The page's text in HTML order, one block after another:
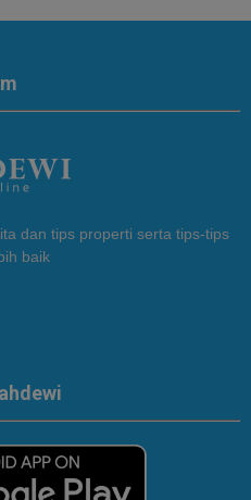
dan tips properti serta tips-tips
baik